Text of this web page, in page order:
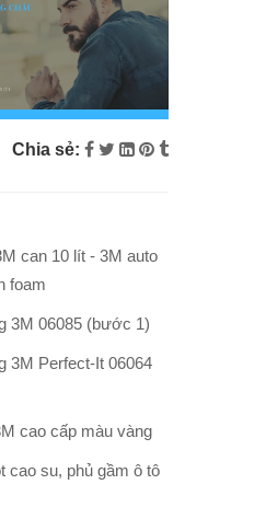
Chia sẻ:
can 10 lít - 3M auto
foam
3M 06085 (bước 1)
3M Perfect-It 06064
cao cấp màu vàng
cao su, phủ gầm ô tô